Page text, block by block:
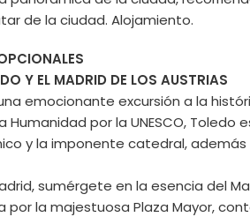
de la ciudad. Alojamiento.
Y EL MADRID DE LOS AUSTRIAS
emocionante excursión a la
Humanidad por la UNESCO,
y la imponente catedral,
sumérgete en la esencia del
por la majestuosa Plaza Mayor,